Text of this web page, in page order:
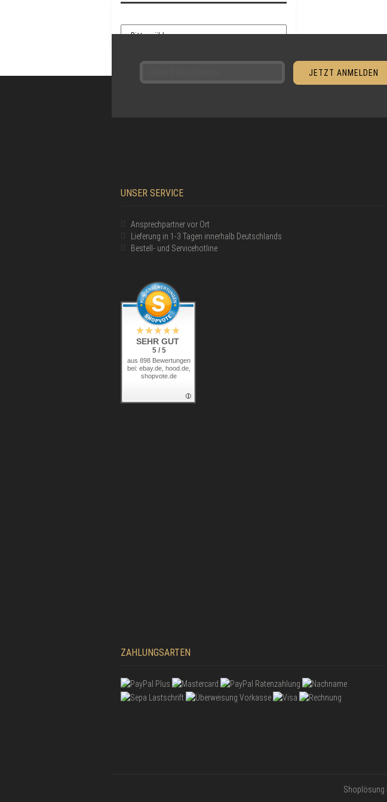
L
U
UNSER SERVICE
Ansprechpartner vor Ort
Lieferung in 1-3 Tagen innerhalb Deutschlands
Bestell- und Servicehotline
SEHR GUT
5 / 5
aus 898 Bewertungen
bei: ebay.de, hood.de,
shopvote.de
ZAHLUNGSARTEN
Shoplösung